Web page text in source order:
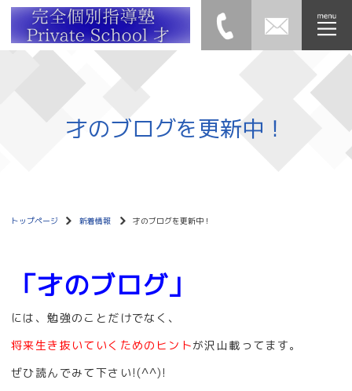
才のブログを更新中！
トップページ 新着情報 才のブログを更新中！
「才のブログ」
には、勉強のことだけでなく、
将来生き抜いていくためのヒントが沢山載ってます。
ぜひ読んでみて下さい!(^^)!